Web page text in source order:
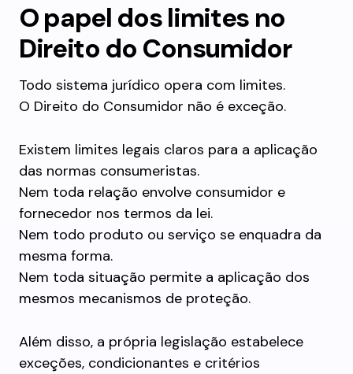
O papel dos limites no
Direito do Consumidor
Todo sistema jurídico opera com limites.
O Direito do Consumidor não é exceção.
Existem limites legais claros para a aplicação
das normas consumeristas.
Nem toda relação envolve consumidor e
fornecedor nos termos da lei.
Nem todo produto ou serviço se enquadra da
mesma forma.
Nem toda situação permite a aplicação dos
mesmos mecanismos de proteção.
Além disso, a própria legislação estabelece
exceções, condicionantes e critérios